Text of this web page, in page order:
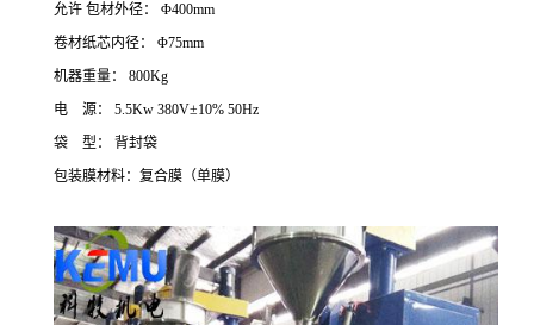
允许 包材外径：
Φ400mm
卷材纸芯内径：
Φ75mm
机器重量：
800Kg
电
源：
5.5Kw 380V±10% 50Hz
袋
型：
背封袋
包装膜材料：复合膜（单膜）